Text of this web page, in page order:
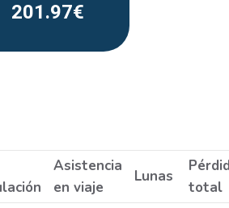
201.97
Asistencia
en viaje
Lunas
total